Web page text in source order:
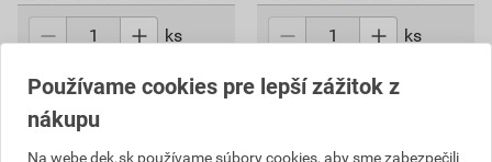
ks
Do košíka
2,26 EUR celkom s DPH
ks
Do košíka
Používame cookies pre lepší zážitok z
nákupu
Na webe dek.sk používame súbory cookies, aby sme zabezpečili